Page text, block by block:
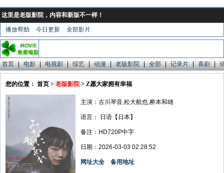
这里是老版影院，内容和新版不一样！
播放帮助 今日更新 全部影片
首页 | 电影 | 电视剧 | 综艺 | 动漫 | 老版影院 | 全部 | 记录片 | 喜剧 |
您的位置： 首页 > 老版影院 > Z愿大家拥有幸福
主演：古川琴音,松大航也,桥本和雄
语言： 日语【日本】
备注：HD720P中字
日期：2026-03-03 02:28:52
网址大全 备用地址